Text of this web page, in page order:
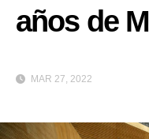
años de
MAR 27, 2022